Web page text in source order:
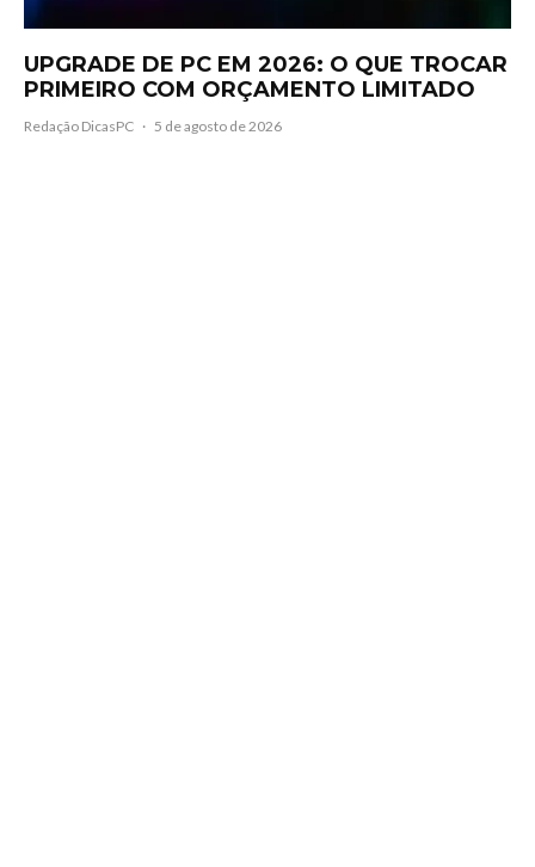
UPGRADE DE PC EM 2026: O QUE TROCAR
PRIMEIRO COM ORÇAMENTO LIMITADO
Redação DicasPC · 5 de agosto de 2026